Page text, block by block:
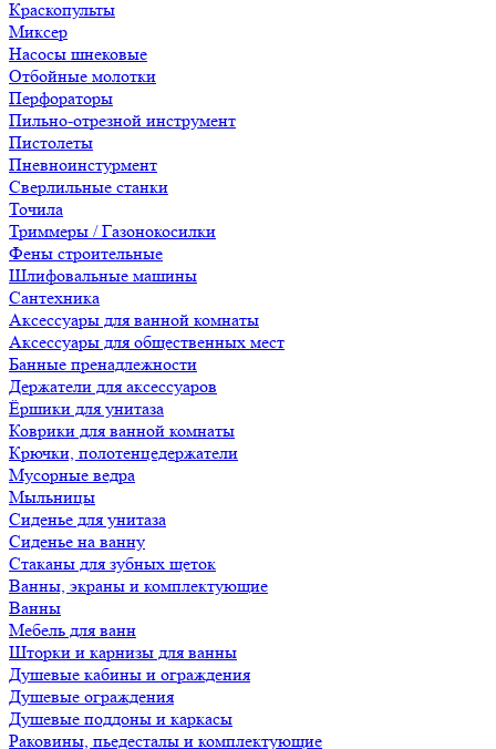
Краскопульты
Миксер
Насосы шнековые
Отбойные молотки
Перфораторы
Пильно-отрезной инструмент
Пистолеты
Пневноинстурмент
Сверлильные станки
Точила
Триммеры / Газонокосилки
Фены строительные
Шлифовальные машины
Сантехника
Аксессуары для ванной комнаты
Аксессуары для общественных мест
Банные пренадлежности
Держатели для аксессуаров
Ёршики для унитаза
Коврики для ванной комнаты
Крючки, полотенцедержатели
Мусорные ведра
Мыльницы
Сиденье для унитаза
Сиденье на ванну
Стаканы для зубных щеток
Ванны, экраны и комплектующие
Ванны
Мебель для ванн
Шторки и карнизы для ванны
Душевые кабины и ограждения
Душевые ограждения
Душевые поддоны и каркасы
Раковины, пьедесталы и комплектующие